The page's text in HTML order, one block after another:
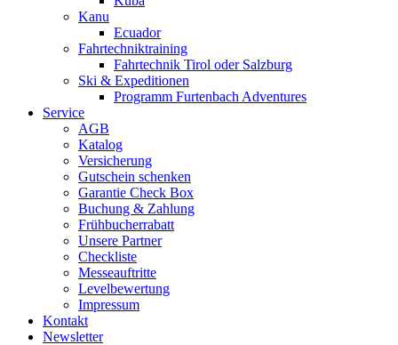
Kanu
Ecuador
Fahrtechniktraining
Fahrtechnik Tirol oder Salzburg
Ski & Expeditionen
Programm Furtenbach Adventures
Service
AGB
Katalog
Versicherung
Gutschein schenken
Garantie Check Box
Buchung & Zahlung
Frühbucherrabatt
Unsere Partner
Checkliste
Messeauftritte
Levelbewertung
Impressum
Kontakt
Newsletter